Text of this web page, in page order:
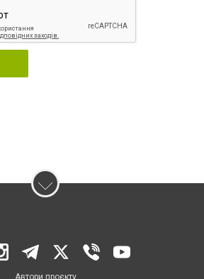
Автори проєкту